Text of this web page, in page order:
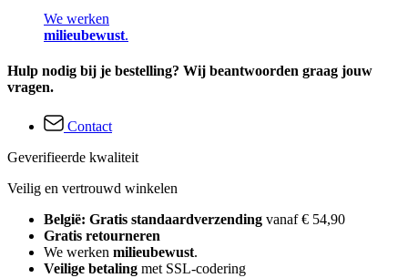
We werken
milieubewust.
Hulp nodig bij je bestelling? Wij beantwoorden graag jouw
vragen.
Contact
Geverifieerde kwaliteit
Veilig en vertrouwd winkelen
België: Gratis standaardverzending vanaf € 54,90
Gratis retourneren
We werken milieubewust.
Veilige betaling met SSL-codering